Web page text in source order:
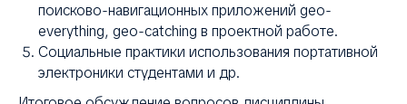
поисково-навигационных приложений geo-
everything, geo-catching в проектной работе.
Социальные практики использования портативной
электроники студентами и др.